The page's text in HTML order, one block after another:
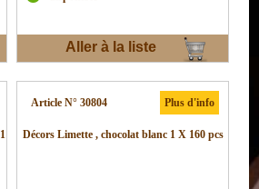
Aller à la liste
Article N° 30804 Plus d'info
Décors Limette , chocolat blanc 1 X 160 pcs